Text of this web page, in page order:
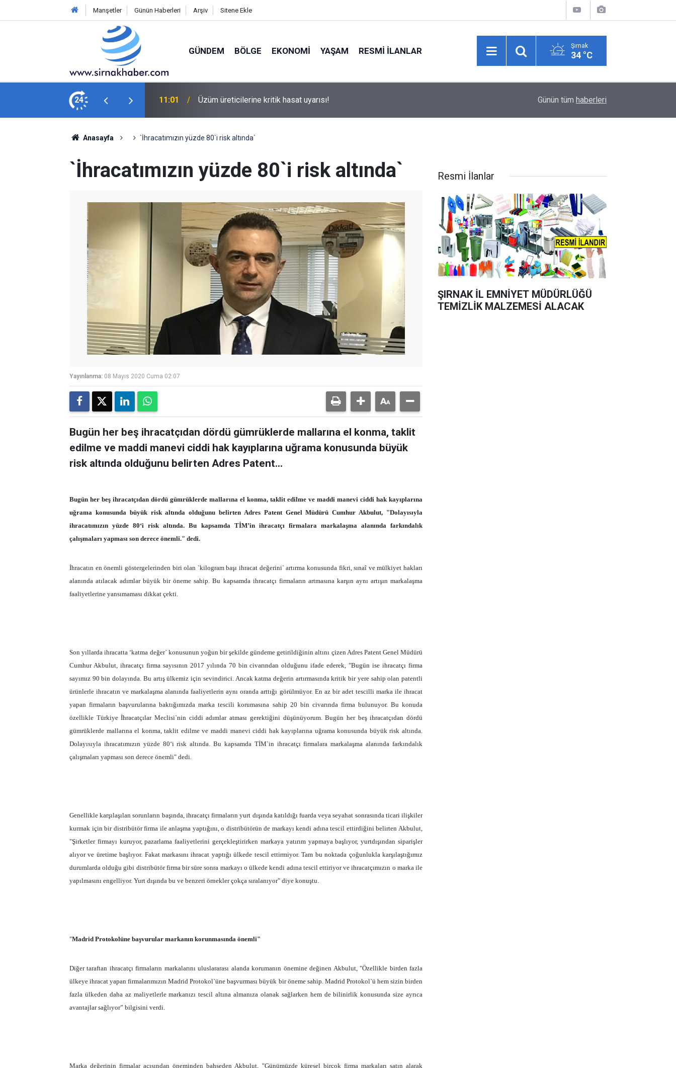
Manşetler Günün Haberleri Arşiv Sitene Ekle
GÜNDEM BÖLGE EKONOMI YAŞAM RESMI İLANLAR Şırnak
34 °C
24 10:43 Yolcu otobüsü kamyonete çarptı: 1 ölü, 15 yaralı
Kampanyası Başlatıldı
Günün tüm haberleri
Anasayfa `İhracatımızın yüzde 80`i risk altında`
`İhracatımızın yüzde 80`i risk altında`
Yayınlanma: 08 Mayıs 2020 Cuma 02:07
Bugün her beş ihracatçıdan dördü gümrüklerde mallarına el konma, taklit
edilme ve maddi manevi ciddi hak kayıplarına uğrama konusunda büyük
risk altında olduğunu belirten Adres Patent...
Bugün her beş ihracatçıdan dördü gümrüklerde mallarına el konma, taklit edilme ve maddi manevi ciddi hak kayıplarına
uğrama konusunda büyük risk altında olduğunu belirten Adres Patent Genel Müdürü Cumhur Akbulut, "Dolayısıyla
ihracatımızın yüzde 80‘i risk altında. Bu kapsamda TİM’in ihracatçı firmalara markalaşma alanında farkındalık
çalışmaları yapması son derece önemli." dedi.
İhracatın en önemli göstergelerinden biri olan `kilogram başı ihracat değerini` artırma konusunda fikri, sınaî ve mülkiyet hakları
alanında atılacak adımlar büyük bir öneme sahip. Bu kapsamda ihracatçı firmaların artmasına karşın aynı artışın markalaşma
faaliyetlerine yansımaması dikkat çekti.
Son yıllarda ihracatta ‘katma değer` konusunun yoğun bir şekilde gündeme getirildiğinin altını çizen Adres Patent Genel Müdürü
Cumhur Akbulut, ihracatçı firma sayısının 2017 yılında 70 bin civarından olduğunu ifade ederek, "Bugün ise ihracatçı firma
sayımız 90 bin dolayında. Bu artış ülkemiz için sevindirici. Ancak katma değerin artırmasında kritik bir yere sahip olan patentli
ürünlerle ihracatın ve markalaşma alanında faaliyetlerin aynı oranda arttığı görülmüyor. En az bir adet tescilli marka ile ihracat
yapan firmaların başvurularına baktığımızda marka tescili korumasına sahip 20 bin civarında firma bulunuyor. Bu konuda
özellikle Türkiye İhracatçılar Meclisi`nin ciddi adımlar atması gerektiğini düşünüyorum. Bugün her beş ihracatçıdan dördü
gümrüklerde mallarına el konma, taklit edilme ve maddi manevi ciddi hak kayıplarına uğrama konusunda büyük risk altında.
Dolayısıyla ihracatımızın yüzde 80‘i risk altında. Bu kapsamda TİM`in ihracatçı firmalara markalaşma alanında farkındalık
çalışmaları yapması son derece önemli" dedi.
Genellikle karşılaşılan sorunların başında, ihracatçı firmaların yurt dışında katıldığı fuarda veya seyahat sonrasında ticari ilişkiler
kurmak için bir distribütör firma ile anlaşma yaptığını, o distribütörün de markayı kendi adına tescil ettirdiğini belirten Akbulut,
"Şirketler firmayı kuruyor, pazarlama faaliyetlerini gerçekleştirirken markaya yatırım yapmaya başlıyor, yurtdışından siparişler
alıyor ve üretime başlıyor. Fakat markasını ihracat yaptığı ülkede tescil ettirmiyor. Tam bu noktada çoğunlukla karşılaştığımız
durumlarda olduğu gibi distribütör firma bir süre sonra markayı o ülkede kendi adına tescil ettiriyor ve ihracatçımızın o marka ile
yapılmasını engelliyor. Yurt dışında bu ve benzeri örnekler çokça sıralanıyor" diye konuştu.
"Madrid Protokolüne başvurular markanın korunmasında önemli"
Diğer taraftan ihracatçı firmaların markalarını uluslararası alanda korumanın önemine değinen Akbulut, "Özellikle birden fazla
ülkeye ihracat yapan firmalarımızın Madrid Protokol`üne başvurması büyük bir öneme sahip. Madrid Protokol`ü hem sizin birden
fazla ülkeden daha az maliyetlerle markanızı tescil altına almanıza olanak sağlarken hem de bilinirlik konusunda size ayrıca
avantajlar sağlıyor” bilgisini verdi.
Marka değerinin firmalar açısından öneminden bahseden Akbulut, "Günümüzde küresel birçok firma markaları satın alarak
Resmi İlanlar
ŞIRNAK İL EMNİYET MÜDÜRLÜĞÜ
TEMİZLİK MALZEMESİ ALACAK